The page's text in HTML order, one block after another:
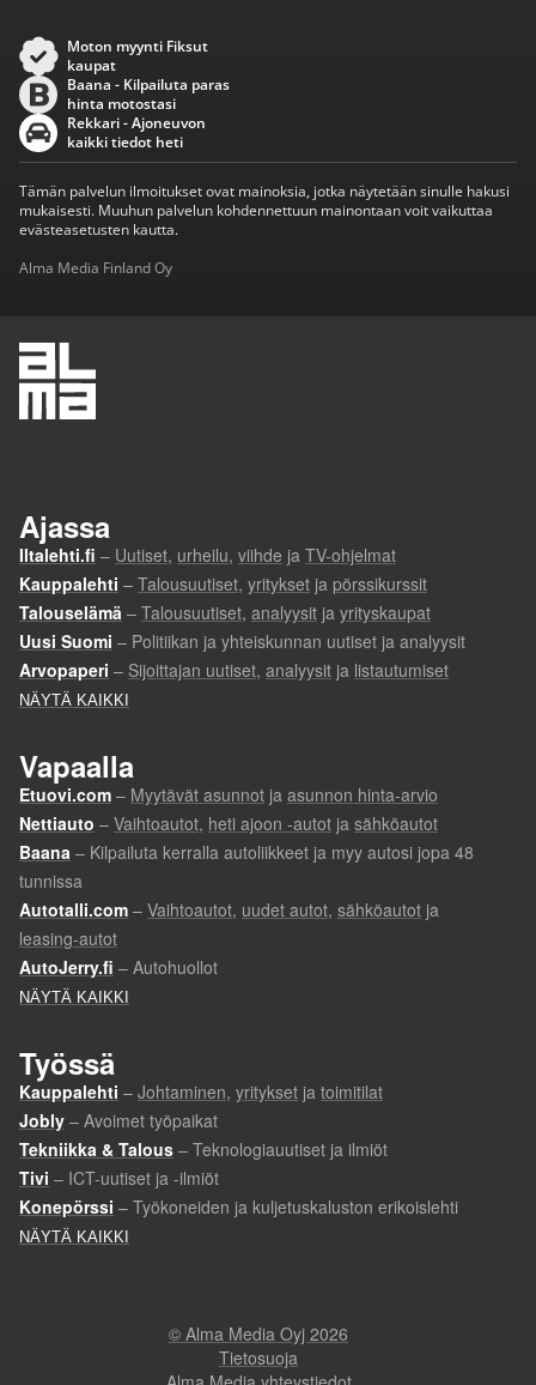
Moton myynti Fiksut
kaupat
Baana - Kilpailuta paras
hinta motostasi
Rekkari - Ajoneuvon
kaikki tiedot heti
Tämän palvelun ilmoitukset ovat mainoksia, jotka näytetään sinulle hakusi
mukaisesti. Muuhun palvelun kohdennettuun mainontaan voit vaikuttaa
evästeasetusten kautta.
Alma Media Finland Oy